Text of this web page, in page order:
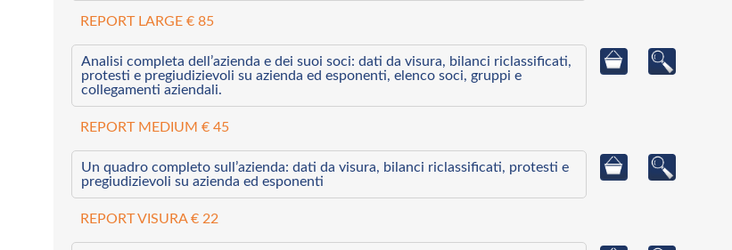
REPORT LARGE € 85
Analisi completa dell’azienda e dei suoi soci: dati da visura, bilanci riclassificati,
protesti e pregiudizievoli su azienda ed esponenti, elenco soci, gruppi e
collegamenti aziendali.
REPORT MEDIUM € 45
Un quadro completo sull’azienda: dati da visura, bilanci riclassificati, protesti e
pregiudizievoli su azienda ed esponenti
REPORT VISURA € 22